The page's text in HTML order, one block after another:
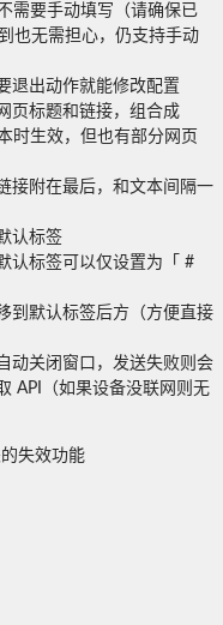
需要手动填写（请确保已
也无需担心，仍支持手动
退出动作就能修改配置
页标题和链接，组合成
时生效，但也有部分网页
接附在最后，和文本间隔一
认标签
认标签可以仅设置为「 #
到默认标签后方（方便直接
动关闭窗口，发送失败则会
API（如果设备没联网则无
失效功能